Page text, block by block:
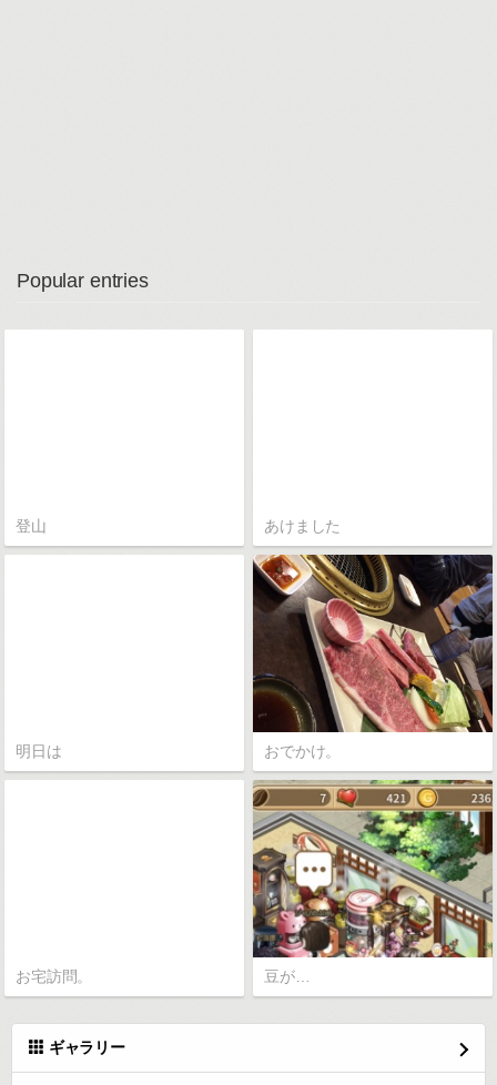
Popular entries
登山 あけました
明日は おでかけ。
お宅訪問。 豆が…
ギャラリー